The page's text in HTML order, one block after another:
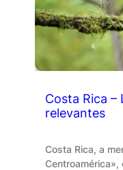
Costa Rica –
relevantes
Costa Rica, a